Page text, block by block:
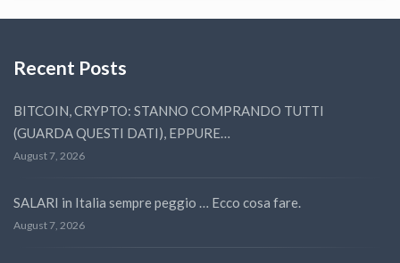
Recent Posts
BITCOIN, CRYPTO: STANNO COMPRANDO TUTTI
(GUARDA QUESTI DATI), EPPURE…
August 7, 2026
SALARI in Italia sempre peggio … Ecco cosa fare.
August 7, 2026